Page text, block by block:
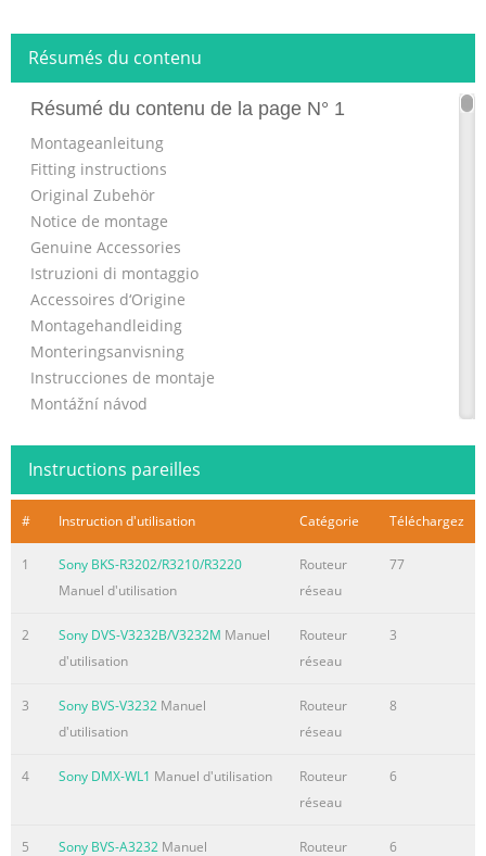
Résumés du contenu
Résumé du contenu de la page N° 1
Montageanleitung
Fitting instructions
Original Zubehör
Notice de montage
Genuine Accessories
Istruzioni di montaggio
Accessoires d‘Origine
Montagehandleiding
Monteringsanvisning
Instrucciones de montaje
Montážní návod
Porteurs
Lasthållarna
Portacargas básicos
Audi A3 Sportback 05 →
Teilenummer / Part number / Référence / Numero pezzo
Onderdeelnummer / Artikelnummer / Número de pieza /
Číslo dílu /
Änderungen des Lie
Résumé du contenu de la page N° 2
D GB / USA / Canada F Lieber Kunde, Dear customer, Cher
Instructions pareilles
# Instruction d'utilisation Catégorie Téléchargez
1
Sony BKS-R3202/R3210/R3220
Manuel d'utilisation
Routeur
réseau
77
2 Sony DVS-V3232B/V3232M Manuel
d'utilisation
Routeur
réseau
3
3 Sony BVS-V3232 Manuel
d'utilisation
Routeur
réseau
8
4 Sony DMX-WL1 Manuel d'utilisation
Routeur
réseau
6
5 Sony BVS-A3232 Manuel
Routeur
6